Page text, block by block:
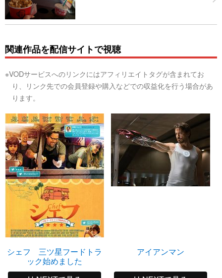
関連作品を配信サイトで視聴
※VODサービスへのリンクにはアフィリエイトタグが含まれてお
り、リンク先での会員登録や購入などでの収益化を行う場合があ
ります。
シェフ 三ツ星フードトラ
ック始めました
アイアンマン